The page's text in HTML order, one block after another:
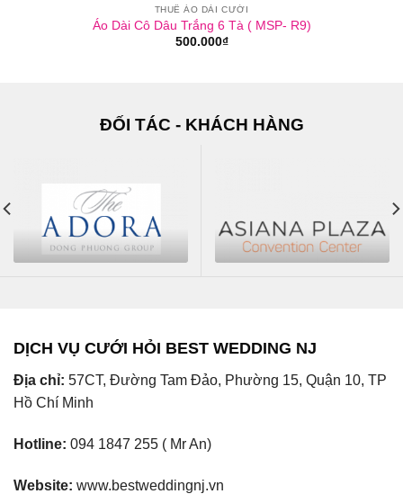
THUÊ ÁO DÀI CƯỚI
Áo Dài Cô Dâu Trắng 6 Tà ( MSP- R9)
500.000₫
ĐỐI TÁC - KHÁCH HÀNG
DỊCH VỤ CƯỚI HỎI BEST WEDDING NJ
Địa chỉ: 57CT, Đường Tam Đảo, Phường 15, Quận 10, TP
Hồ Chí Minh
Hotline: 094 1847 255 ( Mr An)
Website: www.bestweddingnj.vn